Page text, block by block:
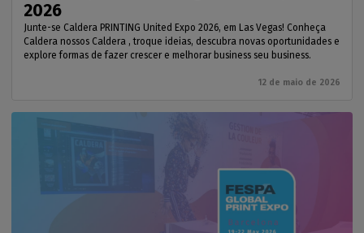
2026
Junte-se Caldera PRINTING United Expo 2026, em Las Vegas! Conheça
Caldera nossos Caldera , troque ideias, descubra novas oportunidades e
explore formas de fazer crescer e melhorar business seu business.
12 de maio de 2026